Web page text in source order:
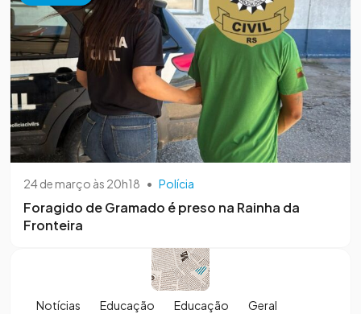
24 de março às 20h18 • Polícia
Foragido de Gramado é preso na Rainha da
Fronteira
Notícias Educação Educação Geral